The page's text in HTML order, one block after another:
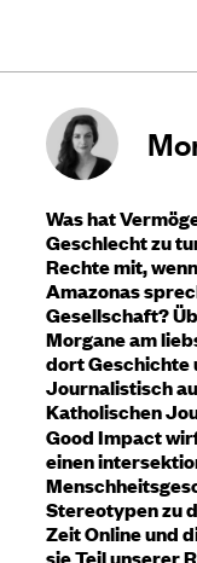
Was hat
Geschlecht zu
Rechte mit,
Amazonas
Gesellschaft?
Morgane am
dort Geschichte
Journalistisch
Katholischen
Good Impact
einen
Stereotypen zu
Zeit Online und